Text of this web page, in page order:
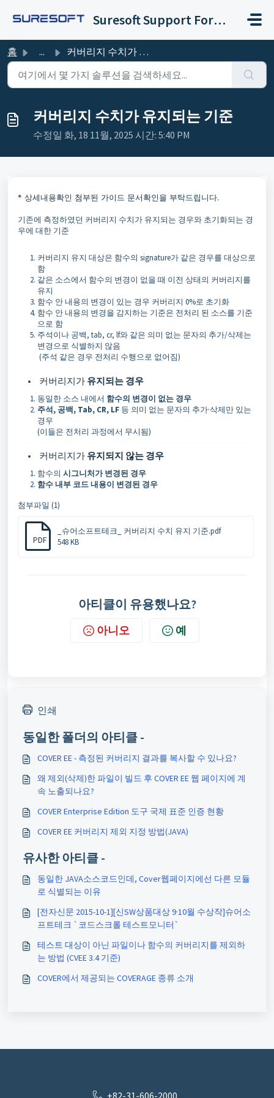
Suresoft Support Forum
홈 ... 커버리지 수치가 유지되는 기준
커버리지 수치가 유지되는 기준
수정일 화, 18 11월, 2025 시간: 5:40 PM
* 상세내용확인 첨부된 가이드 문서확인을 부탁드립니다.
기존에 측정하였던 커버리지 수치가 유지되는 경우와 초기화되는 경
우에 대한 기준
커버리지 유지 대상은 함수의 signature가 같은 경우를 대상으로
함
같은 소스에서 함수의 변경이 없을 때 이전 상태의 커버리지를
유지
함수 안 내용의 변경이 있는 경우 커버리지 0%로 초기화
함수 안 내용의 변경을 감지하는 기준은 전처리 된 소스를 기준
으로 함
주석이나 공백, tab, cr, lf와 같은 의미 없는 문자의 추가/삭제는
변경으로 식별하지 않음
(주석 같은 경우 전처리 수행으로 없어짐)
커버리지가 유지되는 경우
동일한 소스 내에서 함수의 변경이 없는 경우
주석, 공백, Tab, CR, LF 등 의미 없는 문자의 추가·삭제만 있는
경우
(이들은 전처리 과정에서 무시됨)
커버리지가 유지되지 않는 경우
함수의 시그니처가 변경된 경우
함수 내부 코드 내용이 변경된 경우
첨부파일 (1)
PDF
_슈어소프트테크_ 커버리지 수치 유지 기준.pdf
548 KB
아티클이 유용했나요?
아니오 예
인쇄
동일한 폴더의 아티클 -
COVER EE - 측정된 커버리지 결과를 복사할 수 있나요?
왜 제외(삭제)한 파일이 빌드 후 COVER EE 웹 페이지에 계
속 노출되나요?
COVER Enterprise Edition 도구 국제 표준 인증 현황
COVER EE 커버리지 제외 지정 방법(JAVA)
유사한 아티클 -
동일한 JAVA소스코드인데, Cover웹페이지에선 다른 모듈
로 식별되는 이유
[전자신문 2015-10-1][신SW상품대상 9·10월 수상작]슈어소
프트테크 `코드스크롤 테스트모니터`
테스트 대상이 아닌 파일이나 함수의 커버리지를 제외하
는 방법 (CVEE 3.4 기준)
COVER에서 제공되는 COVERAGE 종류 소개
+82-31-606-2000